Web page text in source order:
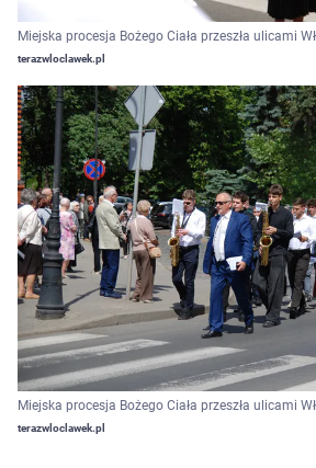
Miejska procesja Bożego Ciała przeszła ulicami
terazwloclawek.pl
Miejska procesja Bożego Ciała przeszła ulicami
terazwloclawek.pl